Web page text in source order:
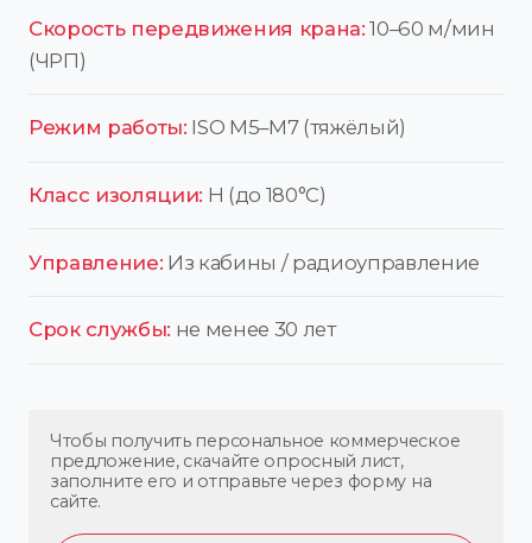
Скорость передвижения крана: 10–60 м/мин
(ЧРП)
Режим работы: ISO M5–M7 (тяжёлый)
Класс изоляции: H (до 180°C)
Управление: Из кабины / радиоуправление
Срок службы: не менее 30 лет
Чтобы получить персональное коммерческое
предложение, скачайте опросный лист,
заполните его и отправьте через форму на
сайте.